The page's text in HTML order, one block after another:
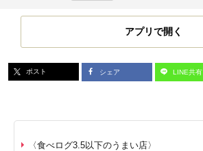
アプリで開く
ポスト シェア LINE共有
〈食べログ3.5以下のうまい店〉